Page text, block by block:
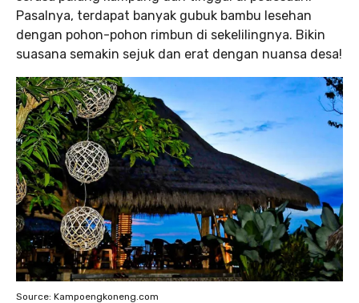
Pasalnya, terdapat banyak gubuk bambu lesehan
dengan pohon-pohon rimbun di sekelilingnya. Bikin
suasana semakin sejuk dan erat dengan nuansa desa!
Source: Kampoengkoneng.com